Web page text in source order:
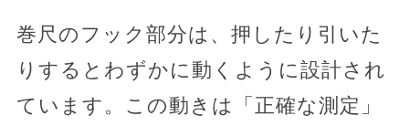
巻尺のフック部分は、押したり引いた
りするとわずかに動くように設計され
ています。この動きは「正確な測定」